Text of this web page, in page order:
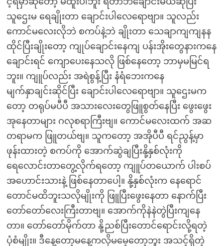
သူဌေးမ ရေချိုးတာ ချောင်းပါလေရောဗျာ။ သူလည်း
ကောင်မလေးလိုဘဲ စကပ်နဲ့ဘဲ ချိုးတာ သေချာကျကျနန
ထိုင်ပြီးချိုးတော့ ကျုပ်ချောင်းနေကျ ပန်းအိုးတွေနားကနေ
ချောင်းရင် ကျောပေးနေသလို ဖြစ်နေတော့ ဘာမှမမြင်ရ
ဘူး။ ကျူပ်လည်း အရဲစွန့်ပြီး နံရံဘေးကနေ
မျက်နှာချင်းဆိုင်ပြီး ချောင်းပါလေရောဗျာ။ သူဌေးမက
တော့ တရုပ်မပီပီ အသားလေးတွေဖြူစွတ်နေပြီး ဖွေးဖွေး
အုနေတာများ ဂလုစရာကြီးဗျ။ ကောင်မလေးထက် အဆ
တရာမက ဖြူတယ်ဗျ။ သူကတော့ အအိုပီပီ ရင်ညွန့်မှာ
ဖုန်းထားတဲ့ စကပ်ကို အောက်ဆွဲချပြီးနို့နှစ်လုံးကို
ရေလောင်းတာတွေ့လိုက်ရတော့ ကျူပ်တယောက် ပါးစပ်
အဟောင်းသားနဲ့ ဖြစ်နေတာပေါ့။ နို့နှစ်လုံးက နေရောင်
တောင်မထိဘူးသလိုမျိုးကို ဖြူပြီးဖွေးနေတာ နောက်ပြီး
တော်တော်လေးကြီးတာဗျ။ အောက်ကိုနဲနဲတွဲပြီးကျနေ
တာ။ တော်တော်မိုက်တာ နို့ညစ်ပြီးတောင်ရောင်းလို့ရတဲ့
ပုံစံမျိုး။ ဒီနေ့တော့မနေ့ကလိုမမေ့တော့ဘူး အသင့်ရှိတဲ့